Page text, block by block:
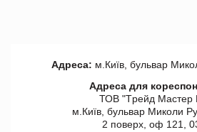
Адреса: м.Київ, бульвар
Адреса для
ТОВ "Tрейд Мастер
м.Київ, бульвар Миколи
2 поверх, оф 121,